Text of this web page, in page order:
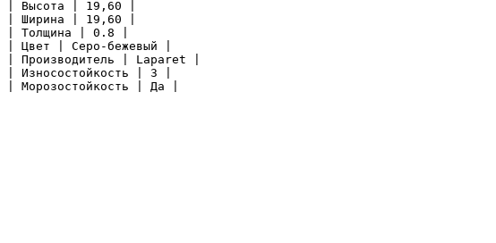
| Высота | 19,60 |
| Ширина | 19,60 |
| Толщина | 0.8 |
| Цвет | Серо-бежевый |
| Производитель | Laparet |
| Износостойкость | 3 |
| Морозостойкость | Да |